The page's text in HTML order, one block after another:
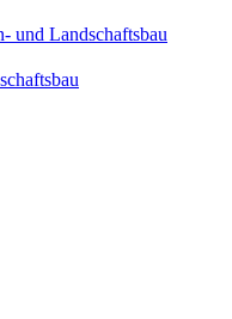
und Landschaftsbau